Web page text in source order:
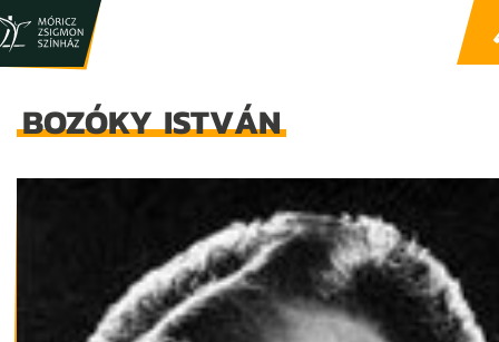
BOZÓKY ISTVÁN